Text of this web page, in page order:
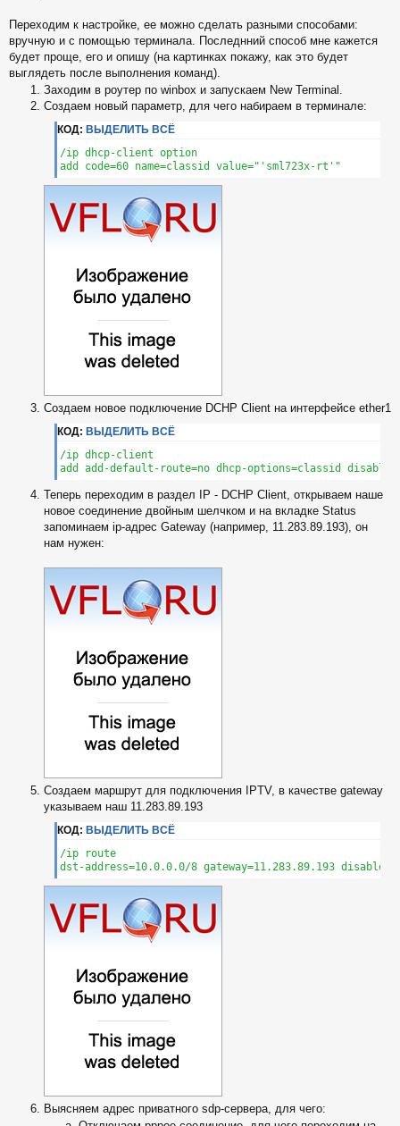
Переходим к настройке, ее можно сделать разными способами:
вручную и с помощью терминала. Последнний способ мне кажется
будет проще, его и опишу (на картинках покажу, как это будет
выглядеть после выполнения команд).
Заходим в роутер по winbox и запускаем New Terminal.
Создаем новый параметр, для чего набираем в терминале:
КОД: ВЫДЕЛИТЬ ВСЁ
/ip dhcp-client option
add code=60 name=classid value="'sml723x-rt'"
Создаем новое подключение DCHP Client на интерфейсе ether1
КОД: ВЫДЕЛИТЬ ВСЁ
/ip dhcp-client
add add-default-route=no dhcp-options=classid
Теперь переходим в раздел IP - DCHP Client, открываем наше
новое соединение двойным шелчком и на вкладке Status
запоминаем ip-адрес Gateway (например, 11.283.89.193), он
нам нужен:
Создаем маршрут для подключения IPTV, в качестве gateway
указываем наш 11.283.89.193
КОД: ВЫДЕЛИТЬ ВСЁ
/ip route
dst-address=10.0.0.0/8 gateway=11.283.89.193
Выясняем адрес приватного sdp-сервера, для чего: